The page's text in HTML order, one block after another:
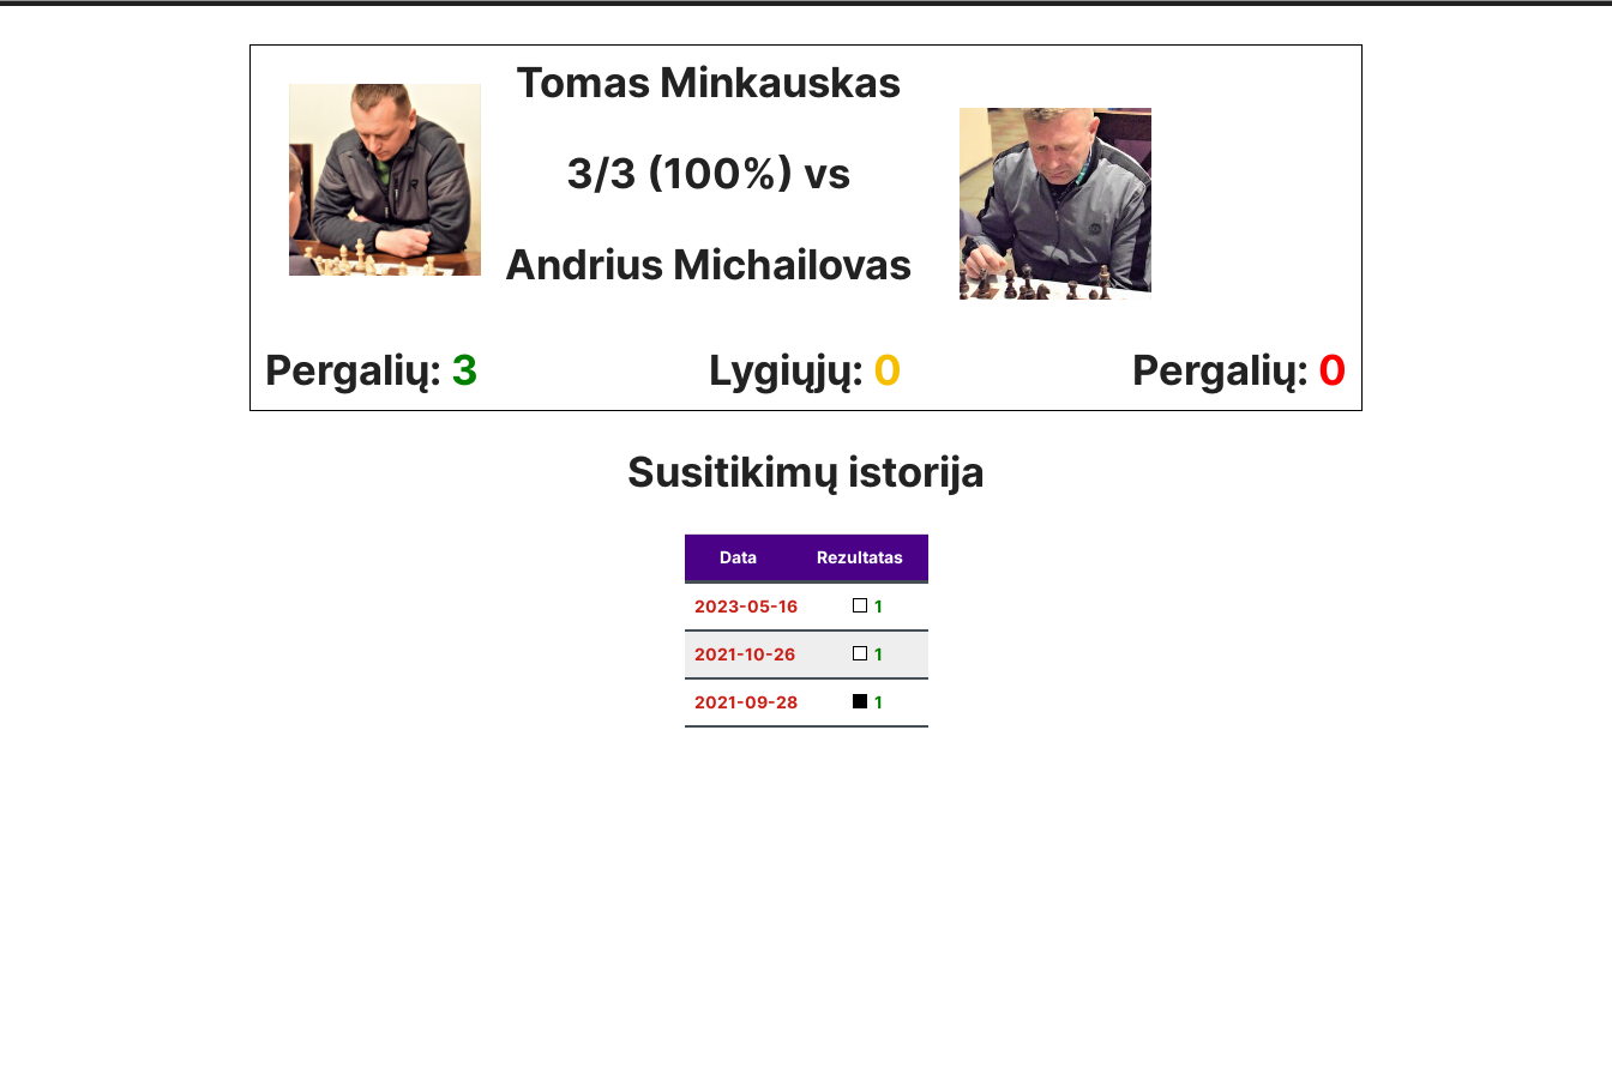
Tomas Minkauskas
3/3 (100%) vs
Andrius Michailovas
Pergalių: 3 Lygiųjų: 0 Pergalių: 0
Susitikimų istorija
Data Rezultatas
2023-05-16 1
2021-10-26 1
2021-09-28 1